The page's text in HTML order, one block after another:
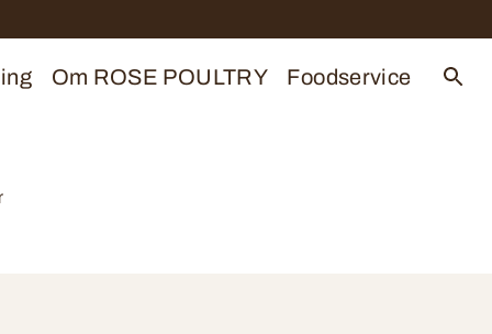
Om ROSE POULTRY Foodservice